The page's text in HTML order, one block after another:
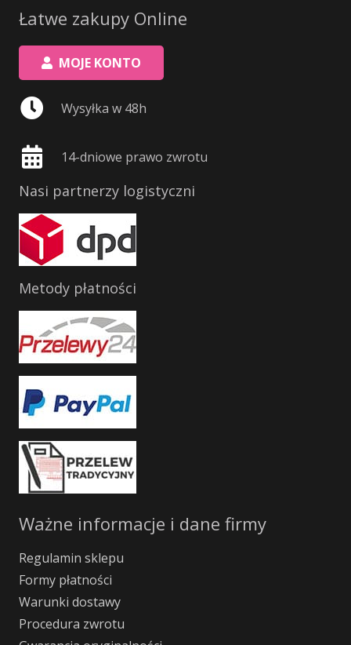
Łatwe zakupy Online
MOJE KONTO
Wysyłka w 48h
14-dniowe prawo zwrotu
Nasi partnerzy logistyczni
Metody płatności
Ważne informacje i dane firmy
Regulamin sklepu
Formy płatności
Warunki dostawy
Procedura zwrotu